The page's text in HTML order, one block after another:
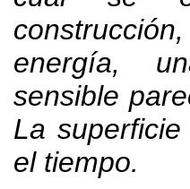
construcción
energía,
sensible
La
el tiempo.